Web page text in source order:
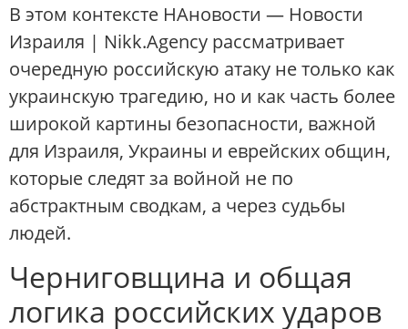
В этом контексте НАновости — Новости
Израиля | Nikk.Agency рассматривает
очередную российскую атаку не только как
украинскую трагедию, но и как часть более
широкой картины безопасности, важной
для Израиля, Украины и еврейских общин,
которые следят за войной не по
абстрактным сводкам, а через судьбы
людей.
Черниговщина и общая
логика российских ударов